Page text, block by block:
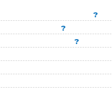
?
?
?